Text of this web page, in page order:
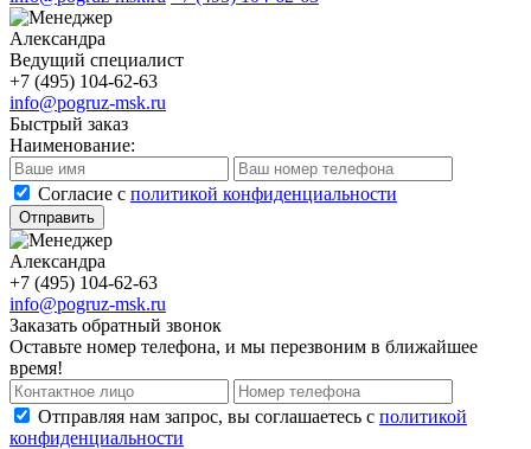
Александра
Ведущий специалист
+7 (495) 104-62-63
info@pogruz-msk.ru
Быстрый заказ
Наименование:
Cогласие с политикой конфиденциальности
Отправить
Александра
+7 (495) 104-62-63
info@pogruz-msk.ru
Заказать обратный звонок
Оставьте номер телефона, и мы перезвоним в ближайшее
время!
Отправляя нам запрос, вы соглашаетесь с политикой
конфиденциальности